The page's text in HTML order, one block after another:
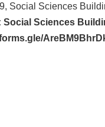
Social Sciences
Social Sciences